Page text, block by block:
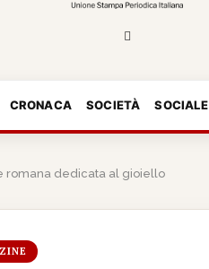
CRONACA SOCIETÀ SOCIALE
romana dedicata al gioiello